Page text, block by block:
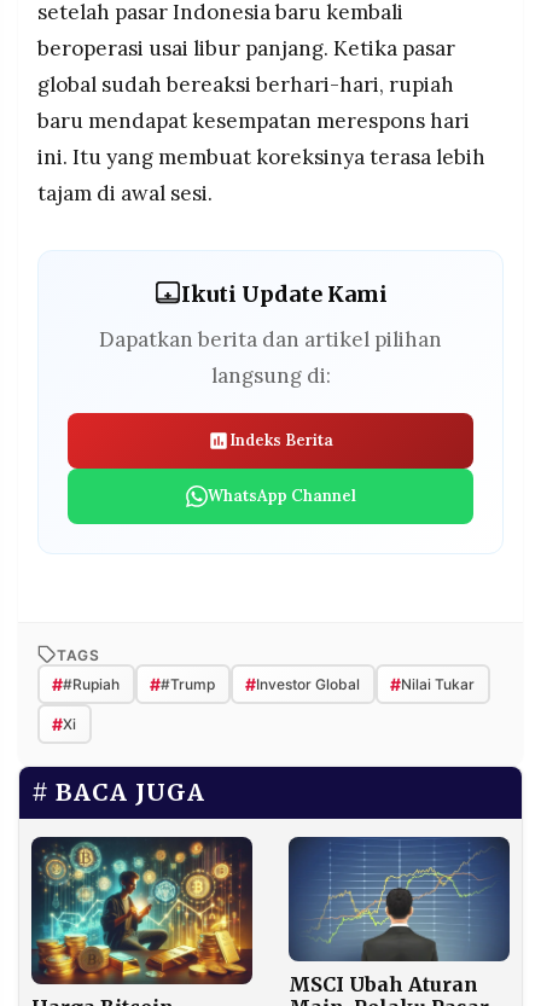
setelah pasar Indonesia baru kembali
beroperasi usai libur panjang. Ketika pasar
global sudah bereaksi berhari-hari, rupiah
baru mendapat kesempatan merespons hari
ini. Itu yang membuat koreksinya terasa lebih
tajam di awal sesi.
Ikuti Update Kami
Dapatkan berita dan artikel pilihan
langsung di:
Indeks Berita
WhatsApp Channel
TAGS
##Rupiah ##Trump #Investor Global #Nilai Tukar
#Xi
BACA JUGA
MSCI Ubah Aturan